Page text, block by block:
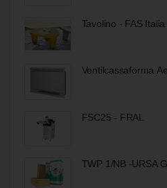
Tavolino - FAS Italia
Ventilcassaforma
FSC25 - FRAL
TWP 1/NB -URSA